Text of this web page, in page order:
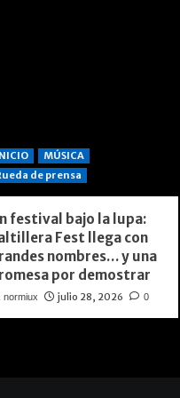
MÚSICA
de prensa
festival bajo la lupa:
Fest llega con
nombres… y una
por demostrar
normiux julio 28, 2026 0